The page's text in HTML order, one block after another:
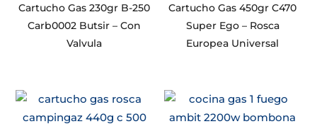
Cartucho Gas 230gr B-250
Carb0002 Butsir – Con
Valvula
Cartucho Gas 450gr C470
Super Ego – Rosca
Europea Universal